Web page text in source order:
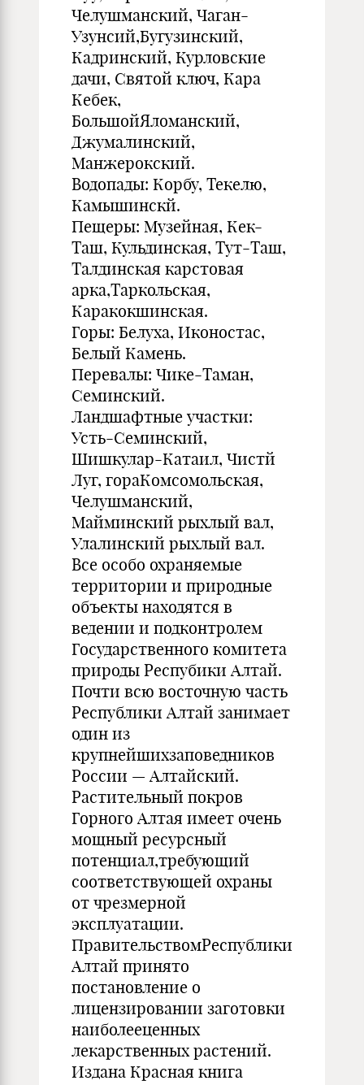
Челушманский, Чаган-
Узунсий,Бугузинский,
Кадринский, Курловские
дачи, Святой ключ, Кара
Кебек,
БольшойЯломанский,
Джумалинский,
Манжерокский.
Водопады: Корбу, Текелю,
Камышинскй.
Пещеры: Музейная, Кек-
Таш, Кульдинская, Тут-Таш,
Талдинская карстовая
арка,Таркольская,
Каракокшинская.
Горы: Белуха, Иконостас,
Белый Камень.
Перевалы: Чике-Таман,
Семинский.
Ландшафтные участки:
Усть-Семинский,
Шишкулар-Катаил, Чистй
Луг, гораКомсомольская,
Челушманский,
Майминский рыхлый вал,
Улалинский рыхлый вал.
Все особо охраняемые
территории и природные
объекты находятся в
ведении и подконтролем
Государственного комитета
природы Респубики Алтай.
Почти всю восточную часть
Республики Алтай занимает
один из
крупнейшихзаповедников
России — Алтайский.
Растительный покров
Горного Алтая имеет очень
мощный ресурсный
потенциал,требующий
соответствующей охраны
от чрезмерной
эксплуатации.
ПравительствомРеспублики
Алтай принято
постановление о
лицензировании заготовки
наиболееценных
лекарственных растений.
Издана Красная книга